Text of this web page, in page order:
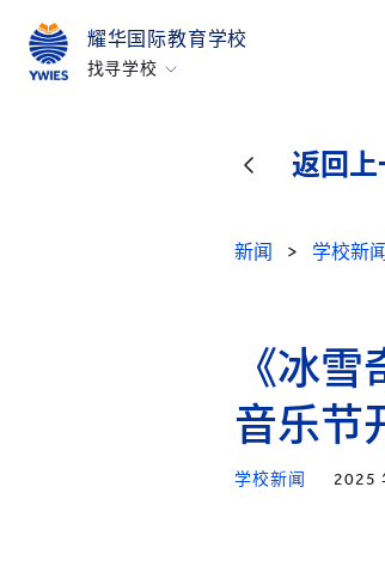
耀华国际教育学校
找寻学校
返回上
新闻 > 学校新闻
《冰
音乐节
学校新闻 2025